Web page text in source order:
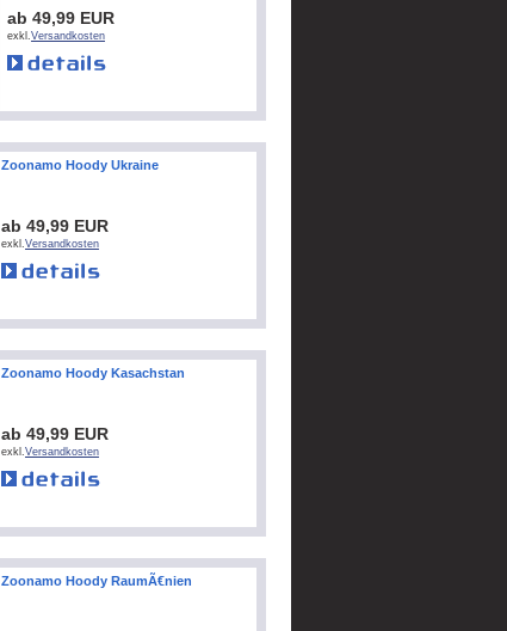
ab 49,99 EUR
exkl.Versandkosten
Zoonamo Hoody Ukraine
ab 49,99 EUR
exkl.Versandkosten
Zoonamo Hoody Kasachstan
ab 49,99 EUR
exkl.Versandkosten
Zoonamo Hoody RaumÃ€nien